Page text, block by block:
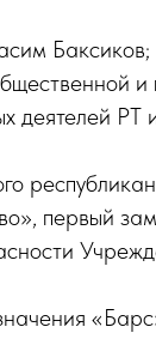
Баксиков;
и
РТ
первый